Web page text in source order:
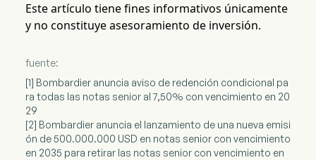
Este artículo tiene fines informativos únicamente
y no constituye asesoramiento de inversión.
fuente:
[1] Bombardier anuncia aviso de redención condicional pa
ra todas las notas senior al 7,50% con vencimiento en 20
29
[2] Bombardier anuncia el lanzamiento de una nueva emisi
ón de 500.000.000 USD en notas senior con vencimiento
en 2035 para retirar las notas senior con vencimiento en